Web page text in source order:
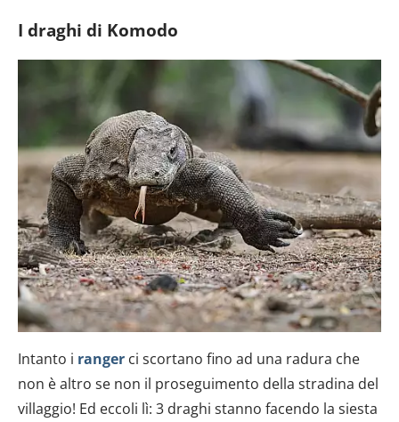
I draghi di Komodo
Intanto i ranger ci scortano fino ad una radura che
non è altro se non il proseguimento della stradina del
villaggio! Ed eccoli lì: 3 draghi stanno facendo la siesta